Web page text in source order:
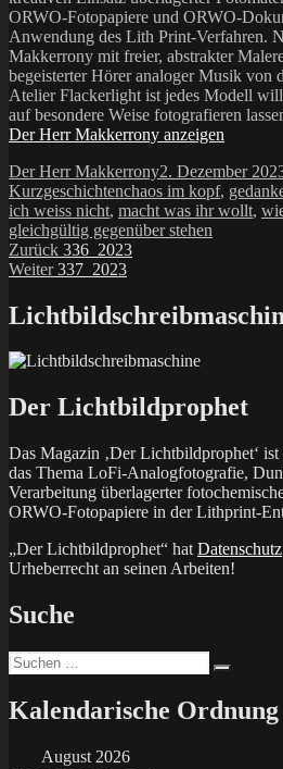
ORWO-Fotopapiere und ORWO-
Anwendung des Lith Print-Verfahren.
Makkerrony mit freier, abstrakter
begeisterter Hörer analoger Musik von
Atelier Flackerlight ist jedes Modell
auf besondere Weise fotografieren
Der Herr Makkerrony anzeigen
Autor
Der Herr MakkerronyVeröffentlicht
am
2. Dezember
KurzgeschichtenSchlagwörter
chaos im kopf,
ich weiss nicht, macht was ihr wollt,
gleichgültig gegenüber stehen
Beitragsnavigation
Zurück Vorheriger
Beitrag:
336_2023
Weiter Nächster
337_2023
Der Lichtbildprophet
Das Magazin ‚Der Lichtbildprophet‘
das Thema LoFi-Analogfotografie,
Verarbeitung überlagerter
ORWO-Fotopapiere in der Lithprint-
„Der Lichtbildprophet“ hat Datenschutz
Urheberrecht an seinen Arbeiten!
Suche
Suchen
nach:
Kalendarische Ordnung
August 2026